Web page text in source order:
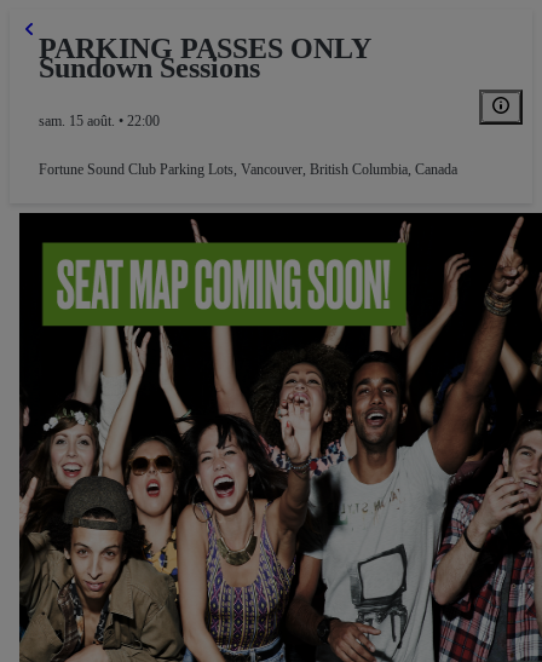
PARKING PASSES ONLY
Sundown Sessions
sam. 15 août. • 22:00
Fortune Sound Club Parking Lots, Vancouver, British Columbia, Canada